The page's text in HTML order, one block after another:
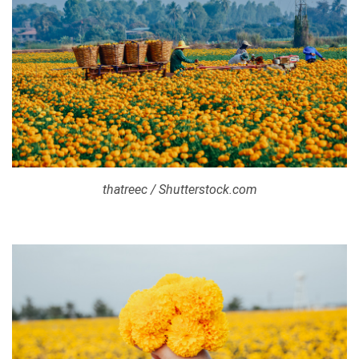
thatreec / Shutterstock.com